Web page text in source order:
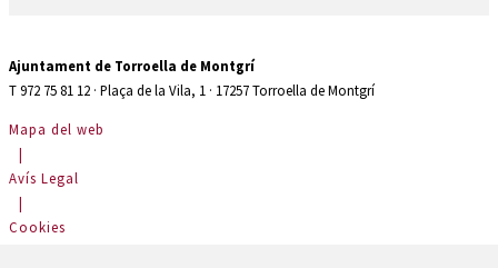
Ajuntament de Torroella de Montgrí
T 972 75 81 12 · Plaça de la Vila, 1 · 17257 Torroella de Montgrí
Mapa del web
|
Avís Legal
|
Cookies